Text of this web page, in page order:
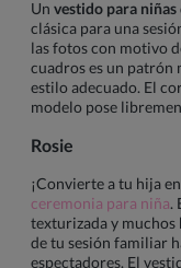
Un vestido para niñas
clásica para una
las fotos con motivo
cuadros es un patrón
estilo adecuado. El
modelo pose
Rosie
¡Convierte a tu hija
ceremonia para niña.
texturizada y muchos
de tu sesión familiar
espectadores. El